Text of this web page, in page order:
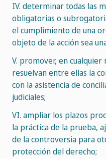
IV. determinar todas las
obligatorias o
el cumplimiento de una
objeto de la acción sea
V. promover, en
resuelvan entre ellas la
con la asistencia de
judiciales;
VI. ampliar los plazos
la práctica de la prueba,
de la controversia para
protección del derecho;